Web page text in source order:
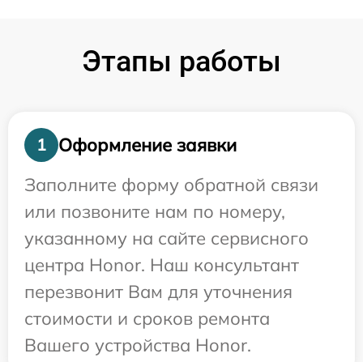
Этапы работы
1
Оформление заявки
Заполните форму обратной связи
или позвоните нам по номеру,
указанному на сайте сервисного
центра Honor. Наш консультант
перезвонит Вам для уточнения
стоимости и сроков ремонта
Вашего устройства Honor.